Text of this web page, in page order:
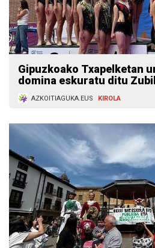
Gipuzkoako Txapelketan
domina eskuratu ditu
AZKOITIAGUKA.EUS KIROLA